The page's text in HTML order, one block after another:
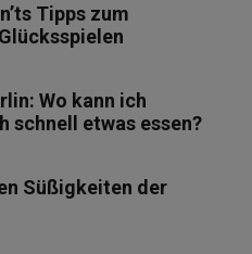
Tipps zum
Wo kann ich
schnell etwas essen?
Süßigkeiten der